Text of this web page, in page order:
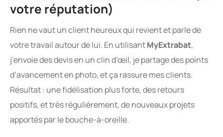
votre réputation)
Rien ne vaut un client heureux qui revient et parle de
votre travail autour de lui. En utilisantMyExtrabat,
j’envoie des devis en un clin d’œil, je partage des points
d’avancement en photo, et ça rassure mes clients.
Résultat : une fidélisation plus forte, des retours
positifs, et très régulièrement, de nouveaux projets
apportés par le bouche-à-oreille.